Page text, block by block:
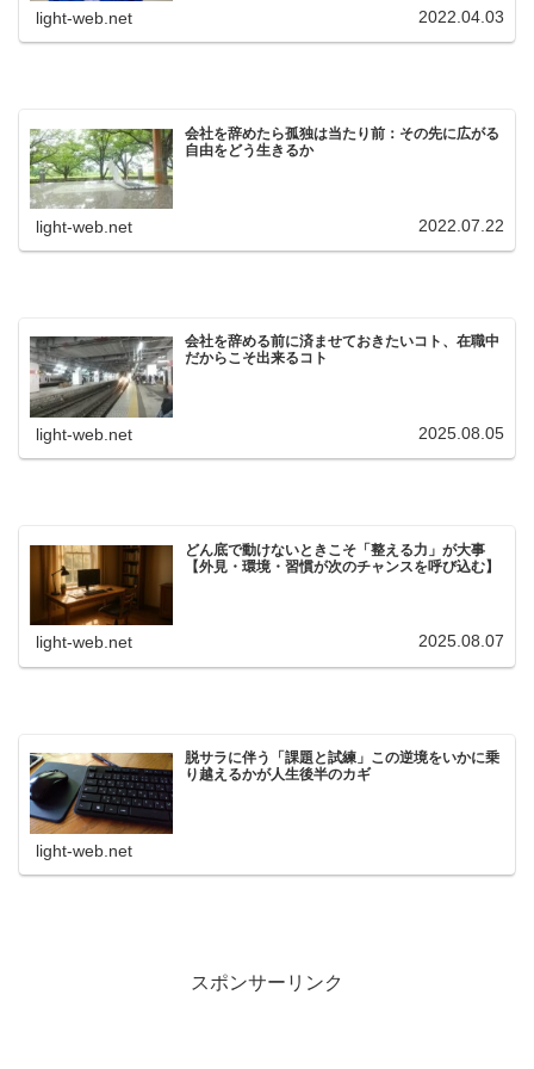
light-web.net 2022.04.03
会社を辞めたら孤独は当たり前：その先に広がる
自由をどう生きるか
light-web.net 2022.07.22
会社を辞める前に済ませておきたいコト、在職中
だからこそ出来るコト
light-web.net 2025.08.05
どん底で動けないときこそ「整える力」が大事
【外見・環境・習慣が次のチャンスを呼び込む】
light-web.net 2025.08.07
脱サラに伴う「課題と試練」この逆境をいかに乗
り越えるかが人生後半のカギ
light-web.net
スポンサーリンク